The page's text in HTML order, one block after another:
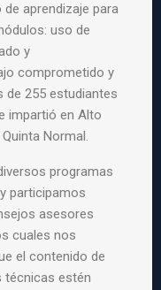
aprendizaje para
uso de
y
comprometido y
de 255 estudiantes
impartió en Alto
Normal.
programas
participamos
asesores
cuales nos
el contenido de
técnicas estén